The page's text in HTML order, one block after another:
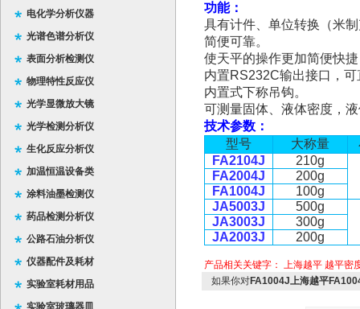
电化学分析仪器
光谱色谱分析仪
表面分析检测仪
物理特性反应仪
光学显微放大镜
光学检测分析仪
生化反应分析仪
加温恒温设备类
涂料油墨检测仪
药品检测分析仪
公路石油分析仪
仪器配件及耗材
实验室耗材用品
实验室玻璃器皿
功能：
具有计件、单位转换（米
简便可靠。
使天平的操作更加简便快
内置RS232C输出接口，
内置式下称吊钩。
可测量固体、液体密度，
技术参数：
型号 大称量
FA2104J
210g
FA2004J
200g
FA1004J
100g
JA5003J
500g
JA3003J
300g
JA2003J
200g
产品相关关键字： 上海越平 越平密
如果你对FA1004J上海越平